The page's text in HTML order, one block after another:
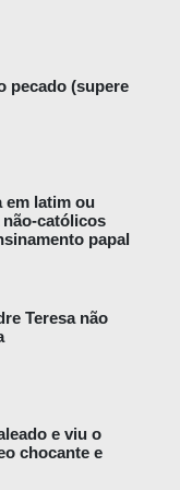
pelo
uma
com
A
a
polícia
não
a
aqui
vê-
a vê-
pecado (supere
em latim ou
católicos
papal
Teresa não
e viu o
chocante e